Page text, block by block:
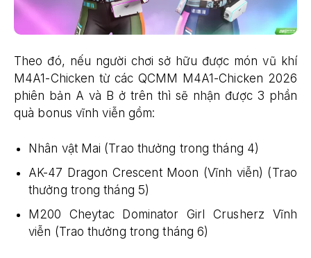
Theo đó, nếu người chơi sở hữu được món vũ khí
M4A1-Chicken từ các QCMM M4A1-Chicken 2026
phiên bản A và B ở trên thì sẽ nhận được 3 phần
quà bonus vĩnh viễn gồm:
Nhân vật Mai (Trao thưởng trong tháng 4)
AK-47 Dragon Crescent Moon (Vĩnh viễn) (Trao
thưởng trong tháng 5)
M200 Cheytac Dominator Girl Crusherz Vĩnh
viễn (Trao thưởng trong tháng 6)